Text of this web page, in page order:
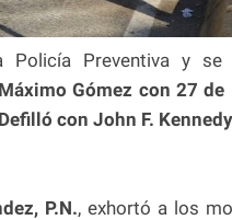
Preventiva y se
Máximo Gómez con 27 de
con John F.
P.N., exhortó a los